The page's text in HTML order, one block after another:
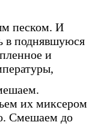
песком. И
в поднявшуюся
и
их миксером
Смешаем до